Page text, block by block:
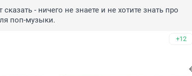
- ничего не знаете и не хотите знать про
поп-музыки.
+12